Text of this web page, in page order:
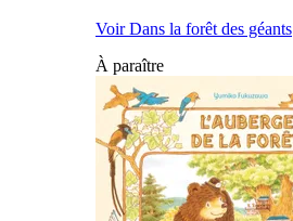
Voir Dans la forêt des géants
À paraître